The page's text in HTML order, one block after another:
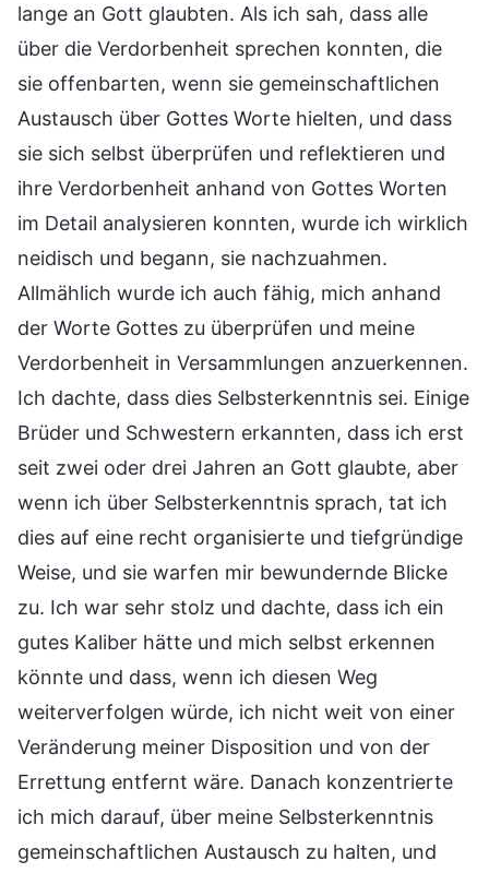
lange an Gott glaubten. Als ich sah, dass alle
über die Verdorbenheit sprechen konnten, die
sie offenbarten, wenn sie gemeinschaftlichen
Austausch über Gottes Worte hielten, und dass
sie sich selbst überprüfen und reflektieren und
ihre Verdorbenheit anhand von Gottes Worten
im Detail analysieren konnten, wurde ich wirklich
neidisch und begann, sie nachzuahmen.
Allmählich wurde ich auch fähig, mich anhand
der Worte Gottes zu überprüfen und meine
Verdorbenheit in Versammlungen anzuerkennen.
Ich dachte, dass dies Selbsterkenntnis sei. Einige
Brüder und Schwestern erkannten, dass ich erst
seit zwei oder drei Jahren an Gott glaubte, aber
wenn ich über Selbsterkenntnis sprach, tat ich
dies auf eine recht organisierte und tiefgründige
Weise, und sie warfen mir bewundernde Blicke
zu. Ich war sehr stolz und dachte, dass ich ein
gutes Kaliber hätte und mich selbst erkennen
könnte und dass, wenn ich diesen Weg
weiterverfolgen würde, ich nicht weit von einer
Veränderung meiner Disposition und von der
Errettung entfernt wäre. Danach konzentrierte
ich mich darauf, über meine Selbsterkenntnis
gemeinschaftlichen Austausch zu halten, und